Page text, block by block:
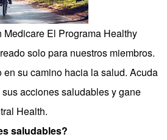
El Programa Healthy
solo para nuestros miembros.
en su camino hacia la salud. Acuda
acciones saludables y gane
Health.
saludables?